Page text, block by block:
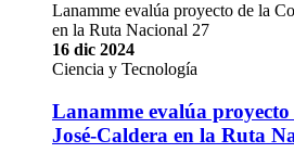
Lanamme evalúa proyecto de la
en la Ruta Nacional 27
16 dic 2024
Ciencia y Tecnología
Lanamme evalúa proyecto
José-Caldera en la Ruta